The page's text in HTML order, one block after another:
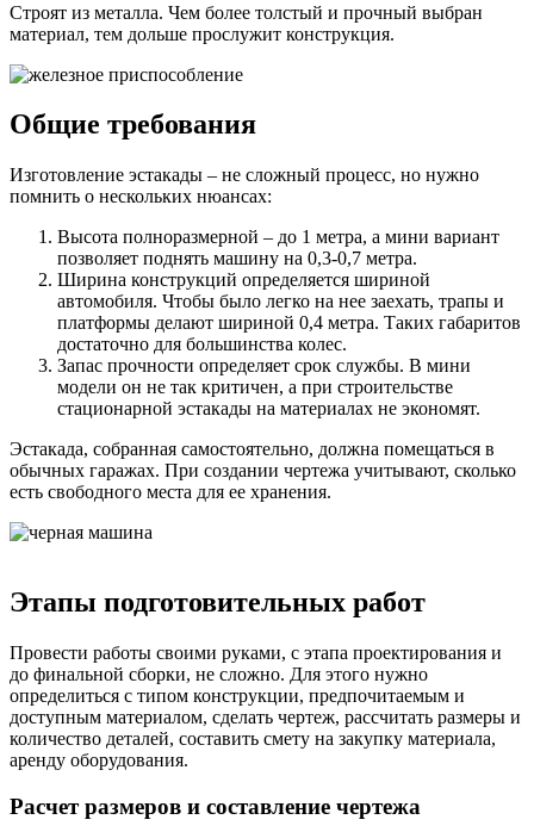
Строят из металла. Чем более толстый и прочный выбран
материал, тем дольше прослужит конструкция.
Общие требования
Изготовление эстакады – не сложный процесс, но нужно
помнить о нескольких нюансах:
Высота полноразмерной – до 1 метра, а мини вариант
позволяет поднять машину на 0,3-0,7 метра.
Ширина конструкций определяется шириной
автомобиля. Чтобы было легко на нее заехать, трапы и
платформы делают шириной 0,4 метра. Таких габаритов
достаточно для большинства колес.
Запас прочности определяет срок службы. В мини
модели он не так критичен, а при строительстве
стационарной эстакады на материалах не экономят.
Эстакада, собранная самостоятельно, должна помещаться в
обычных гаражах. При создании чертежа учитывают, сколько
есть свободного места для ее хранения.
Этапы подготовительных работ
Провести работы своими руками, с этапа проектирования и
до финальной сборки, не сложно. Для этого нужно
определиться с типом конструкции, предпочитаемым и
доступным материалом, сделать чертеж, рассчитать размеры и
количество деталей, составить смету на закупку материала,
аренду оборудования.
Расчет размеров и составление чертежа